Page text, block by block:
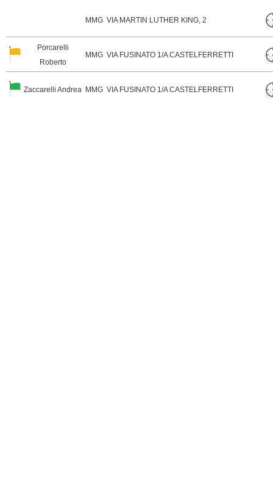
MMG VIA MARTIN LUTHER KING, 2
Porcarelli
Roberto
MMG VIA FUSINATO 1/A CASTELFERRETTI
Zaccarelli Andrea MMG VIA FUSINATO 1/A CASTELFERRETTI